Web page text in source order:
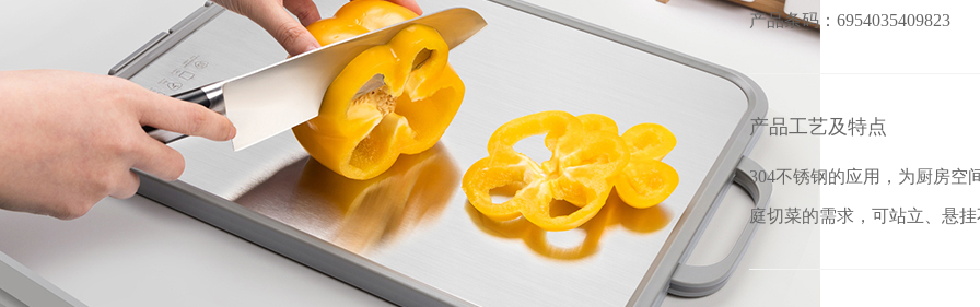
产品条码：6954035409823
产品工艺及特点
304不锈钢的应用，为厨房空
庭切菜的需求，可站立、悬